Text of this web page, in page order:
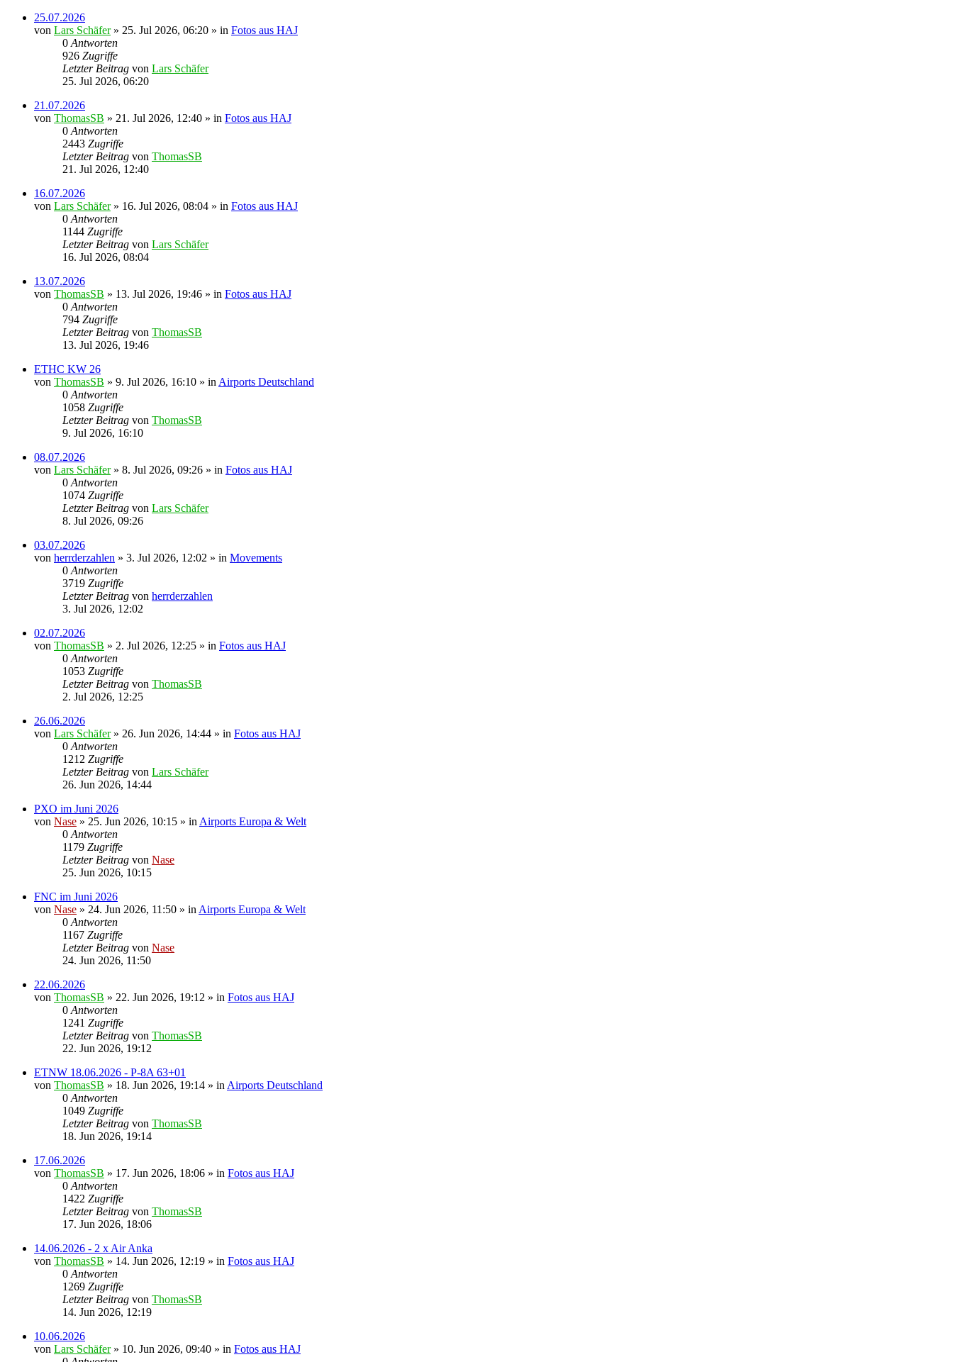
25.07.2026
von Lars Schäfer» 25. Jul 2026, 06:20 » in Fotos aus HAJ
0 Antworten
926 Zugriffe
Letzter Beitrag von Lars Schäfer
25. Jul 2026, 06:20
21.07.2026
von ThomasSB » 21. Jul 2026, 12:40 » in Fotos aus HAJ
0 Antworten
2443 Zugriffe
Letzter Beitrag von ThomasSB
21. Jul 2026, 12:40
16.07.2026
von Lars Schäfer» 16. Jul 2026, 08:04 » in Fotos aus HAJ
0 Antworten
1144 Zugriffe
Letzter Beitrag von Lars Schäfer
16. Jul 2026, 08:04
13.07.2026
von ThomasSB » 13. Jul 2026, 19:46 » in Fotos aus HAJ
0 Antworten
794 Zugriffe
Letzter Beitrag von ThomasSB
13. Jul 2026, 19:46
ETHC KW 26
von ThomasSB » 9. Jul 2026, 16:10 » in Airports Deutschland
0 Antworten
1058 Zugriffe
Letzter Beitrag von ThomasSB
9. Jul 2026, 16:10
08.07.2026
von Lars Schäfer» 8. Jul 2026, 09:26 » in Fotos aus HAJ
0 Antworten
1074 Zugriffe
Letzter Beitrag von Lars Schäfer
8. Jul 2026, 09:26
03.07.2026
von herrderzahlen » 3. Jul 2026, 12:02 » in Movements
0 Antworten
3719 Zugriffe
Letzter Beitrag von herrderzahlen
3. Jul 2026, 12:02
02.07.2026
von ThomasSB » 2. Jul 2026, 12:25 » in Fotos aus HAJ
0 Antworten
1053 Zugriffe
Letzter Beitrag von ThomasSB
2. Jul 2026, 12:25
26.06.2026
von Lars Schäfer» 26. Jun 2026, 14:44 » in Fotos aus HAJ
0 Antworten
1212 Zugriffe
Letzter Beitrag von Lars Schäfer
26. Jun 2026, 14:44
PXO im Juni 2026
von Nase » 25. Jun 2026, 10:15 » in Airports Europa & Welt
0 Antworten
1179 Zugriffe
Letzter Beitrag von Nase
25. Jun 2026, 10:15
FNC im Juni 2026
von Nase » 24. Jun 2026, 11:50 » in Airports Europa & Welt
0 Antworten
1167 Zugriffe
Letzter Beitrag von Nase
24. Jun 2026, 11:50
22.06.2026
von ThomasSB » 22. Jun 2026, 19:12 » in Fotos aus HAJ
0 Antworten
1241 Zugriffe
Letzter Beitrag von ThomasSB
22. Jun 2026, 19:12
ETNW 18.06.2026 - P-8A 63+01
von ThomasSB » 18. Jun 2026, 19:14 » in Airports Deutschland
0 Antworten
1049 Zugriffe
Letzter Beitrag von ThomasSB
18. Jun 2026, 19:14
17.06.2026
von ThomasSB » 17. Jun 2026, 18:06 » in Fotos aus HAJ
0 Antworten
1422 Zugriffe
Letzter Beitrag von ThomasSB
17. Jun 2026, 18:06
14.06.2026 - 2 x Air Anka
von ThomasSB » 14. Jun 2026, 12:19 » in Fotos aus HAJ
0 Antworten
1269 Zugriffe
Letzter Beitrag von ThomasSB
14. Jun 2026, 12:19
10.06.2026
von Lars Schäfer» 10. Jun 2026, 09:40 » in Fotos aus HAJ